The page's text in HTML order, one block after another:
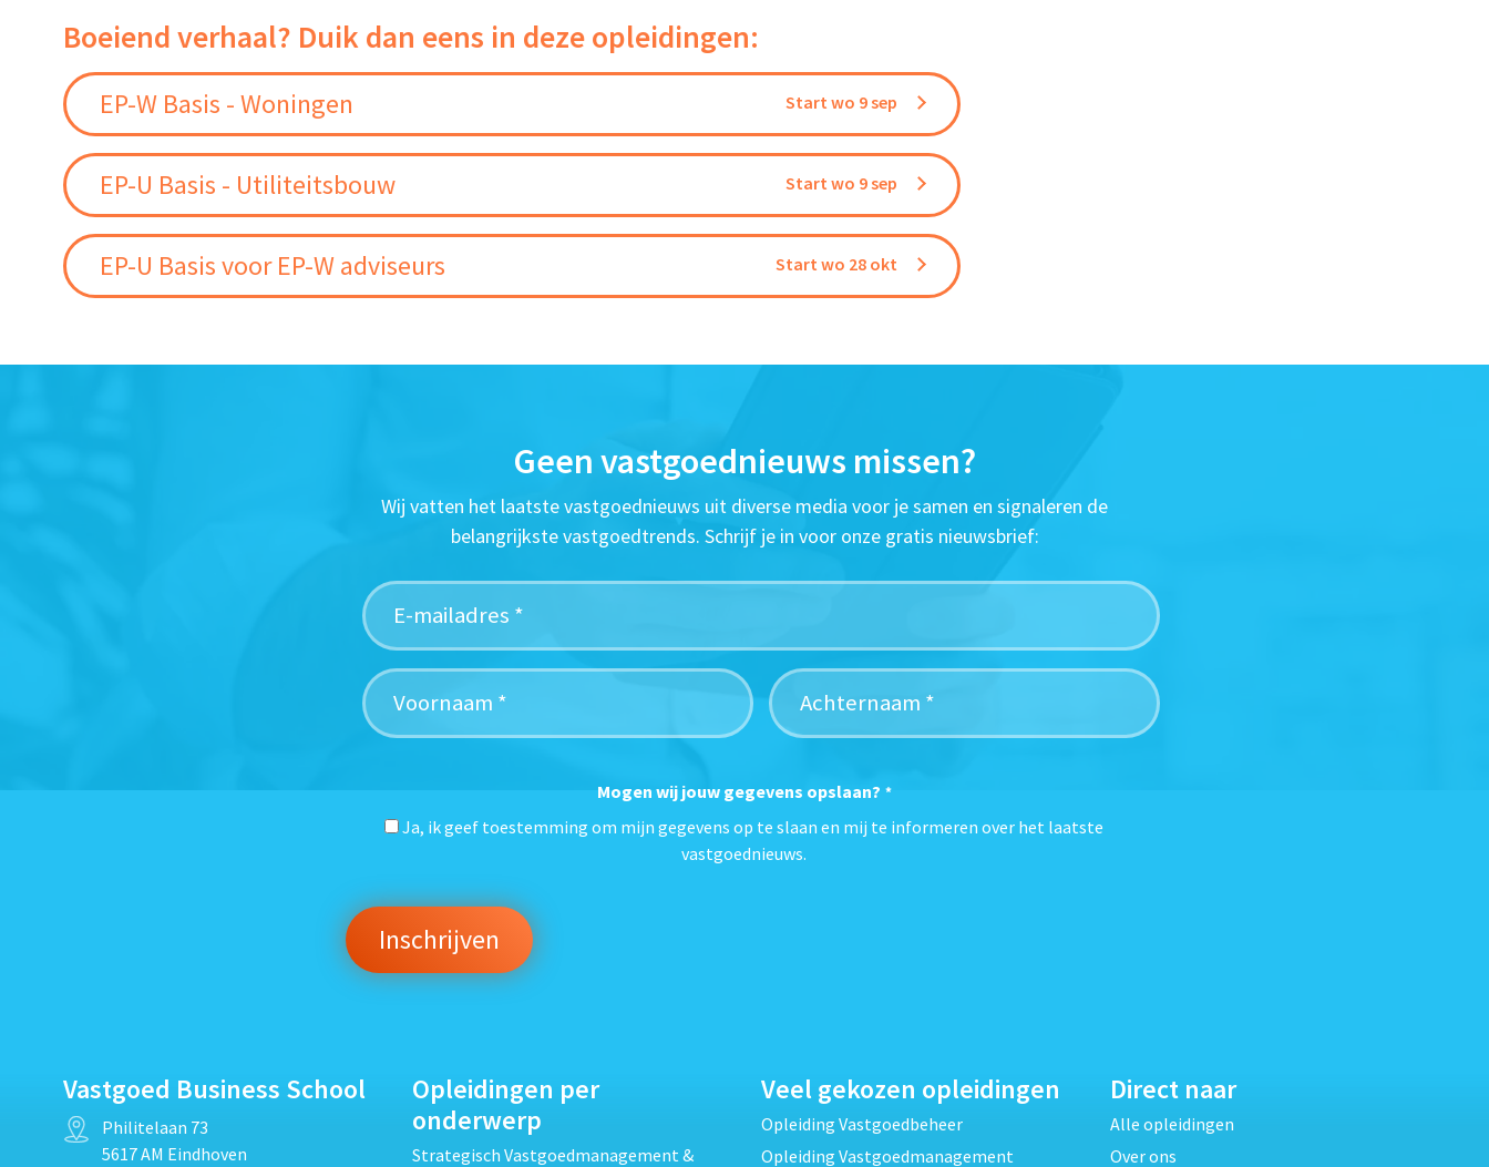
Boeiend verhaal? Duik dan eens in deze opleidingen:
EP-W Basis - Woningen Start wo 9 sep
EP-U Basis - Utiliteitsbouw Start wo 9 sep
EP-U Basis voor EP-W adviseurs Start wo 28 okt
Geen vastgoednieuws missen?
Wij vatten het laatste vastgoednieuws uit diverse media voor je samen en signaleren de
belangrijkste vastgoedtrends. Schrijf je in voor onze gratis nieuwsbrief:
Mogen wij jouw gegevens opslaan? *
Ja, ik geef toestemming om mijn gegevens op te slaan en mij te informeren over het laatste
vastgoednieuws.
Vastgoed Business School
Philitelaan 73
5617 AM Eindhoven
Opleidingen per
onderwerp
Strategisch Vastgoedmanagement &
Veel gekozen opleidingen
Opleiding Vastgoedbeheer
Opleiding Vastgoedmanagement
Direct naar
Alle opleidingen
Over ons